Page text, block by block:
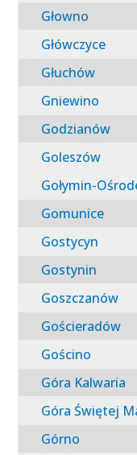
Głowno
Główczyce
Głuchów
Gniewino
Godzianów
Goleszów
Gołymin-
Gomunice
Gostycyn
Gostynin
Goszczanów
Gościeradów
Gościno
Góra Kalwaria
Góra Świętej
Górno